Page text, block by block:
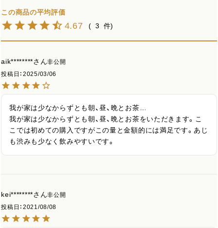
4.67 3
aik********
非公開
投稿日
2025/03/06
我が家は少なからずとも朝、昼、晩とお茶…
我が家は少なからずとも朝、昼、晩とお茶をいただきます。こ
こでは初めての購入ですがこの量と金額的には満足です。あじ
も渋みも少なく飲みやすいです。
kei********
非公開
投稿日
2021/08/08